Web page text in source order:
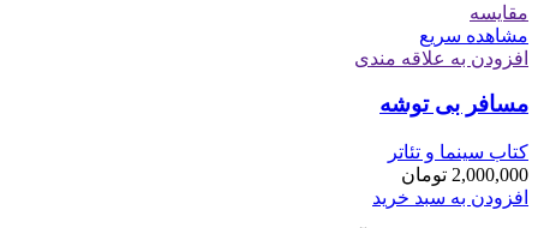
مقایسه
مشاهده سریع
افزودن به علاقه مندی
مسافر بی توشه
کتاب سینما و تئاتر
2,000,000 تومان
افزودن به سبد خرید